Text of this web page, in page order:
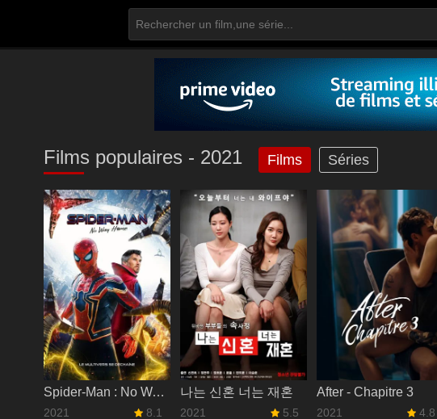
Films populaires - 2021 Films Séries
Spider-Man : No Way Home
2021 8.1
나는 신혼 너는 재혼
2021 5.5
After - Chapitre 3
2021 4.8